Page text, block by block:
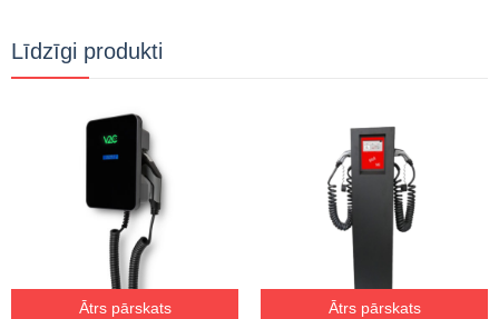
Līdzīgi produkti
Ātrs pārskats Ātrs pārskats